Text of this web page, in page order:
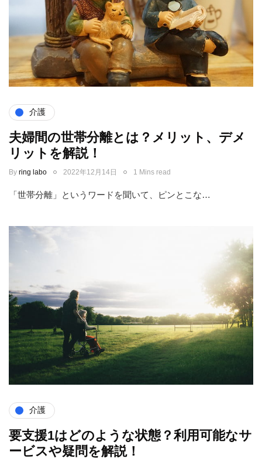
介護
夫婦間の世帯分離とは？メリット、デメ
リットを解説！
By ring labo 2022年12月14日 1 Mins read
「世帯分離」というワードを聞いて、ピンとこな…
介護
要支援1はどのような状態？利用可能なサ
ービスや疑問を解説！